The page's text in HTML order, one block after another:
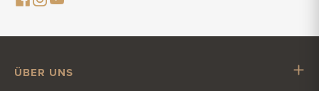
ÜBER UNS